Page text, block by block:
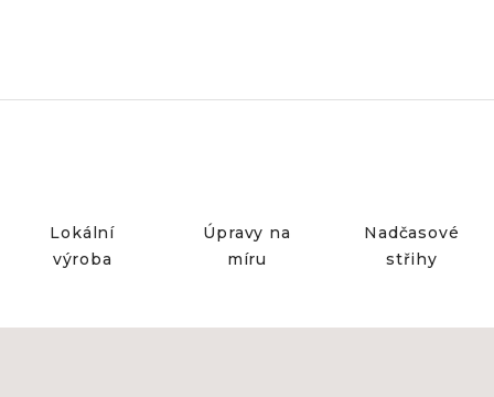
Lokální
výroba
Úpravy na
míru
Nadčasové
střihy